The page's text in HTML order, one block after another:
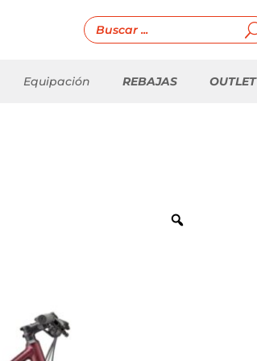
Equipación REBAJAS OUTLET